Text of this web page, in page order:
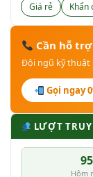
Giá rẻ
Khẩn
Cần hỗ
Đội ngũ kỹ thuật
Gọi ngay
LƯỢT TRUY
95
Hôm